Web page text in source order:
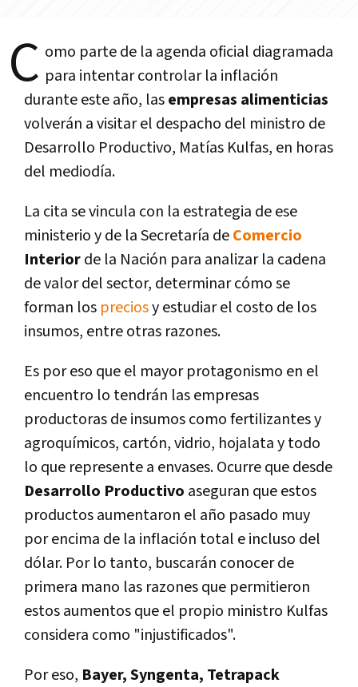
C omo parte de la agenda oficial diagramada
para intentar controlar la inflación
durante este año, lasempresas alimenticias
volverán a visitar el despacho del ministro de
Desarrollo Productivo, Matías Kulfas, en horas
del mediodía.
La cita se vincula con la estrategia de ese
ministerio y de la Secretaría deComercio
Interiorde la Nación para analizar la cadena
de valor del sector, determinar cómo se
forman los preciosy estudiar el costo de los
insumos, entre otras razones.
Es por eso que el mayor protagonismo en el
encuentro lo tendrán las empresas
productoras de insumos como fertilizantes y
agroquímicos, cartón, vidrio, hojalata y todo
lo que represente a envases. Ocurre que desde
Desarrollo Productivo aseguran que estos
productos aumentaron el año pasado muy
por encima de la inflación total e incluso del
dólar. Por lo tanto, buscarán conocer de
primera mano las razones que permitieron
estos aumentos que el propio ministro Kulfas
considera como "injustificados".
Por eso, Bayer, Syngenta, Tetrapack